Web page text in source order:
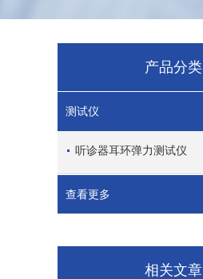
产品分类
测试仪
听诊器耳环弹力测试仪
查看更多
相关文章